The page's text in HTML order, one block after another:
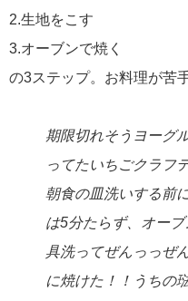
2.生地をこす
3.オーブンで焼く
の3ステップ。お料理が苦
期限切れそうヨーグ
ってたいちごクラフ
朝食の皿洗いする前
は5分たらず、オー
具洗ってぜんっっぜ
に焼けた！！うちの